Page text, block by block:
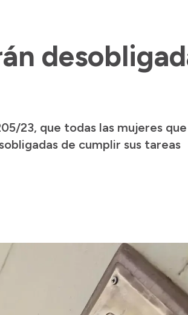
23, que todas las mujeres que
de cumplir sus tareas